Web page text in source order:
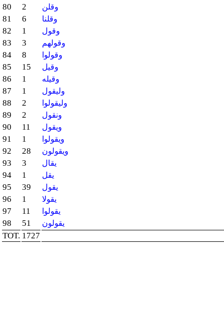
80 2 وقلن
81 6 وقلنا
82 1 وقول
83 3 وقولهم
84 8 وقولوا
85 15 وقيل
86 1 وقيله
87 1 وليقول
88 2 وليقولوا
89 2 ونقول
90 11 ويقول
91 1 ويقولوا
92 28 ويقولون
93 3 يقال
94 1 يقل
95 39 يقول
96 1 يقولا
97 11 يقولوا
98 51 يقولون
TOT. 1727